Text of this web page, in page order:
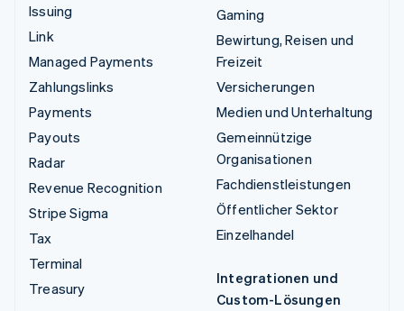
Issuing
Link
Managed Payments
Zahlungslinks
Payments
Payouts
Radar
Revenue Recognition
Stripe Sigma
Tax
Terminal
Treasury
Gaming
Bewirtung, Reisen und
Freizeit
Versicherungen
Medien und Unterhaltung
Gemeinnützige
Organisationen
Fachdienstleistungen
Öffentlicher Sektor
Einzelhandel
Integrationen und
Custom-Lösungen